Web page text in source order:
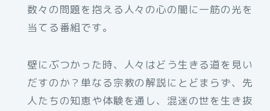
数々の問題を抱える人々の心の闇に一筋の光を
当てる番組です。
壁にぶつかった時、人々はどう生きる道を見い
だすのか？単なる宗教の解説にとどまらず、先
人たちの知恵や体験を通し、混迷の世を生き抜